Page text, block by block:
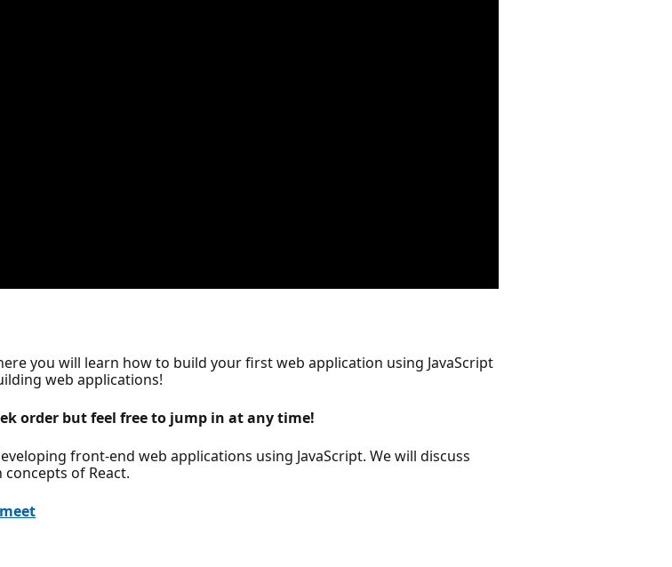
you will learn how to build your first web application using JavaScript
web applications!
order but feel free to jump in at any time!
front-end web applications using JavaScript. We will discuss
of React.